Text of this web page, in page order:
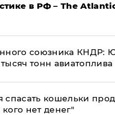
в РФ – The
союзника КНДР:
тонн авиатоплива
спасать кошельки
нет денег"